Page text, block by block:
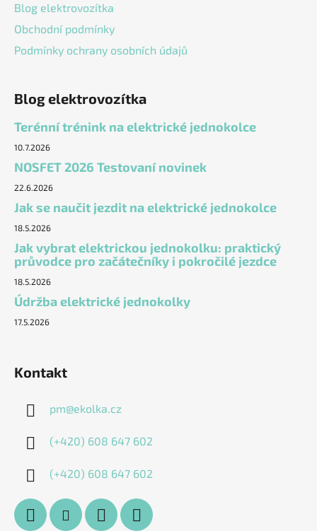
Blog elektrovozítka
Obchodní podmínky
Podmínky ochrany osobních údajů
Blog elektrovozítka
Terénní trénink na elektrické jednokolce
10.7.2026
NOSFET 2026 Testovaní novinek
22.6.2026
Jak se naučit jezdit na elektrické jednokolce
18.5.2026
Jak vybrat elektrickou jednokolku: praktický
průvodce pro začátečníky i pokročilé jezdce
18.5.2026
Údržba elektrické jednokolky
17.5.2026
Kontakt
pm@ekolka.cz
(+420) 608 647 602
(+420) 608 647 602